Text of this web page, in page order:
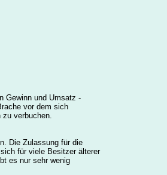
Gewinn und Umsatz -
vor dem sich
zu verbuchen.
Die Zulassung für die
für viele Besitzer älterer
es nur sehr wenig